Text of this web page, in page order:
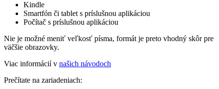
Kindle
Smartfón či tablet s príslušnou aplikáciou
Počítač s príslušnou aplikáciou
Nie je možné meniť veľkosť písma, formát je preto vhodný skôr pre
väčšie obrazovky.
Viac informácií v našich návodoch
Prečítate na zariadeniach: